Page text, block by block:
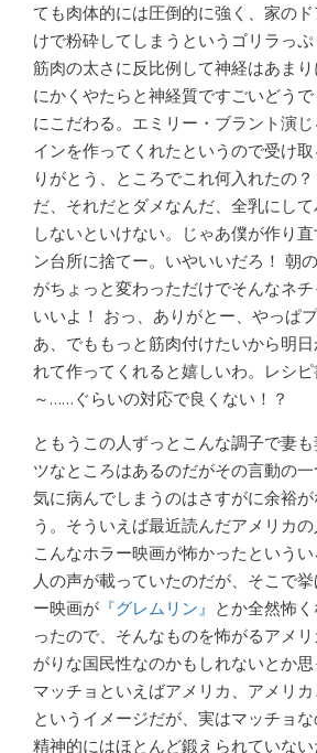
ても肉体的には圧倒的に強く、家の
けで粉砕してしまうというゴリラっ
筋肉の太さに反比例して神経はあま
にかくやたらと神経質ですごいどう
にこだわる。エミリー・ブラント演
インを作ってくれたというので受け
りがとう、ところでこれ何入れたの
だ、それだとダメなんだ、全乳にし
しないといけない。じゃあ僕が作り
ン台所に捨てー。いやいいだろ！ 朝
がちょっと変わっただけでそんなネ
いいよ！ おっ、ありがとー、やっぱ
あ、でももっと筋肉付けたいから明
れて作ってくれると嬉しいわ。レシ
～……ぐらいの対応で良くない！？
ともうこの人ずっとこんな調子で妻
ツなところはあるのだがその言動の
気に病んでしまうのはさすがに余裕
う。そういえば最近読んだアメリカ
こんなホラー映画が怖かったという
人の声が載っていたのだが、そこで
ー映画が 『グレムリン』 とか全然怖
ったので、そんなものを怖がるアメ
がりな国民性なのかもしれないとか思
マッチョといえばアメリカ、アメリ
というイメージだが、実はマッチョな
精神的にはほとんど鍛えられていな